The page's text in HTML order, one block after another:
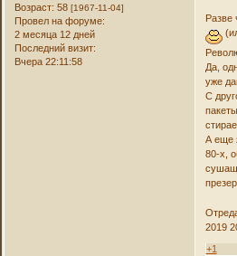
Возраст: 58[1967-11-04]
Провел на форуме:
2 месяца 12 дней
Последний визит:
Вчера 22:11:58
Разве
Да,
уже
С
А еще
80-х,
2019
+1